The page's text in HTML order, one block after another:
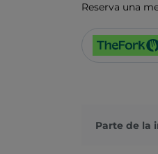
Reserva una
Parte de la